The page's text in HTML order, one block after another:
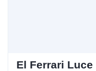
El Ferrari